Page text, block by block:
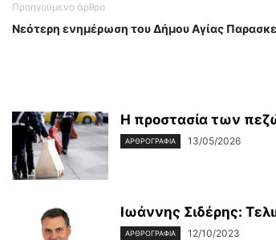
Προηγούμενο άρθρο
Νεότερη ενημέρωση του Δήμου Αγίας
Η προστασία των
ΑΡΘΡΟΓΡΑΦΙΑ 13/05/2026
Ιωάννης Σιδέρης:
ΑΡΘΡΟΓΡΑΦΙΑ 12/10/2023